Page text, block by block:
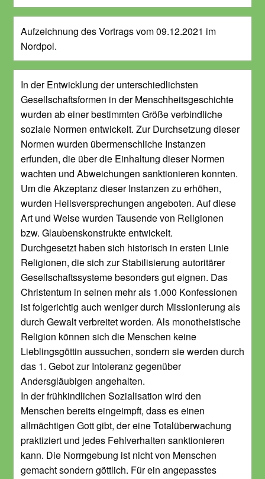
Aufzeichnung des Vortrags vom 09.12.2021 im
Nordpol.
In der Entwicklung der unterschiedlichsten
Gesellschaftsformen in der Menschheitsgeschichte
wurden ab einer bestimmten Größe verbindliche
soziale Normen entwickelt. Zur Durchsetzung dieser
Normen wurden übermenschliche Instanzen
erfunden, die über die Einhaltung dieser Normen
wachten und Abweichungen sanktionieren konnten.
Um die Akzeptanz dieser Instanzen zu erhöhen,
wurden Heilsversprechungen angeboten. Auf diese
Art und Weise wurden Tausende von Religionen
bzw. Glaubenskonstrukte entwickelt.
Durchgesetzt haben sich historisch in ersten Linie
Religionen, die sich zur Stabilisierung autoritärer
Gesellschaftssysteme besonders gut eignen. Das
Christentum in seinen mehr als 1.000 Konfessionen
ist folgerichtig auch weniger durch Missionierung als
durch Gewalt verbreitet worden. Als monotheistische
Religion können sich die Menschen keine
Lieblingsgöttin aussuchen, sondern sie werden durch
das 1. Gebot zur Intoleranz gegenüber
Andersgläubigen angehalten.
In der frühkindlichen Sozialisation wird den
Menschen bereits eingeimpft, dass es einen
allmächtigen Gott gibt, der eine Totalüberwachung
praktiziert und jedes Fehlverhalten sanktionieren
kann. Die Normgebung ist nicht von Menschen
gemacht sondern göttlich. Für ein angepasstes